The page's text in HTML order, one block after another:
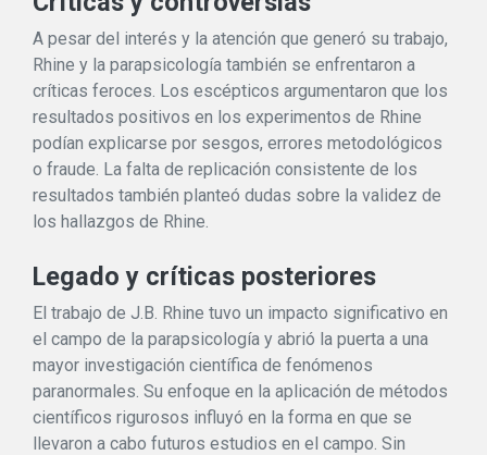
A pesar del interés y la atención que generó su trabajo,
Rhine y la parapsicología también se enfrentaron a
críticas feroces. Los escépticos argumentaron que los
resultados positivos en los experimentos de Rhine
podían explicarse por sesgos, errores metodológicos
o fraude. La falta de replicación consistente de los
resultados también planteó dudas sobre la validez de
los hallazgos de Rhine.
Legado y críticas posteriores
El trabajo de J.B. Rhine tuvo un impacto significativo en
el campo de la parapsicología y abrió la puerta a una
mayor investigación científica de fenómenos
paranormales. Su enfoque en la aplicación de métodos
científicos rigurosos influyó en la forma en que se
llevaron a cabo futuros estudios en el campo. Sin